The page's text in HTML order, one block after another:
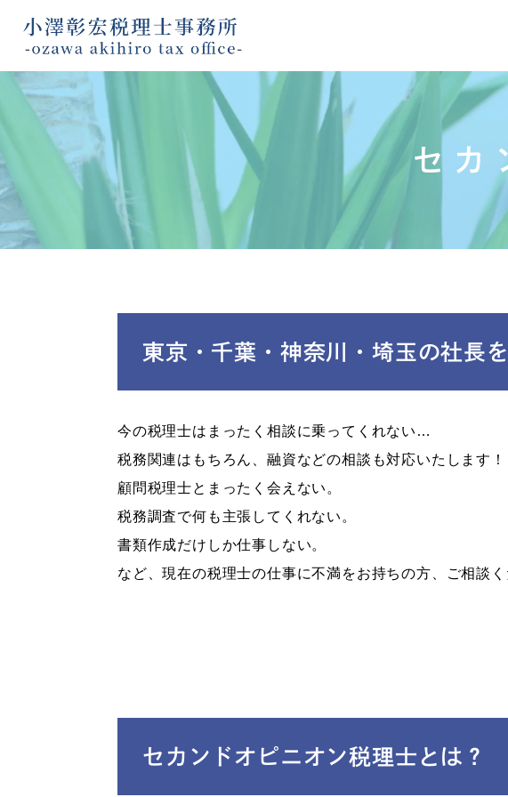
セカ
東京・千葉・神奈川・埼玉の社長
今の税理士はまったく相談に乗ってくれない…
税務関連はもちろん、融資などの相談も対応いたします！
顧問税理士とまったく会えない。
税務調査で何も主張してくれない。
書類作成だけしか仕事しない。
など、現在の税理士の仕事に不満をお持ちの方、ご相談く
セカンドオピニオン税理士とは？